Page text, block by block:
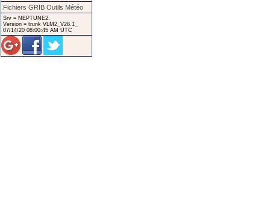
Fichiers GRIB Outils Météo
Srv = NEPTUNE2.
Version = trunk VLM2_V28.1_
07/14/20 08:00:45 AM UTC